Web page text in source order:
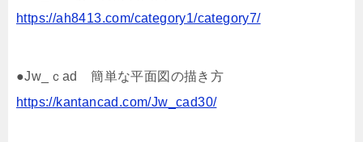
https://ah8413.com/category1/category7/
●Jw_ｃad 簡単な平面図の描き方
https://kantancad.com/Jw_cad30/